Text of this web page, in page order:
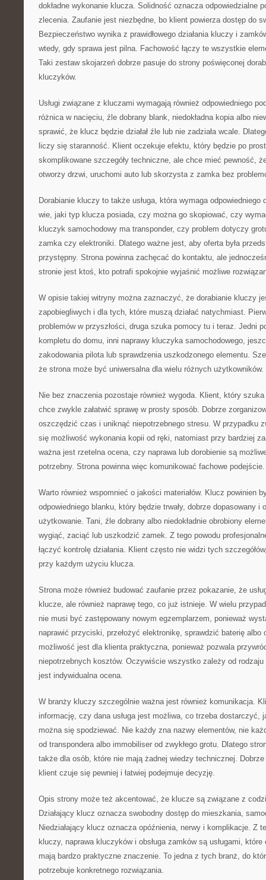
dokładne wykonanie klucza. Solidność oznacza odpowiedzialne
zlecenia. Zaufanie jest niezbędne, bo klient powierza dostęp do
Bezpieczeństwo wynika z prawidłowego działania kluczy i
wtedy, gdy sprawa jest pilna. Fachowość łączy te wszystkie
Taki zestaw skojarzeń dobrze pasuje do strony poświęconej
kluczyków.
Usługi związane z kluczami wymagają również odpowiedniego
różnica w nacięciu, źle dobrany blank, niedokładna kopia albo
sprawić, że klucz będzie działał źle lub nie zadziała wcale.
liczy się staranność. Klient oczekuje efektu, który będzie po
skomplikowane szczegóły techniczne, ale chce mieć pewność,
otworzy drzwi, uruchomi auto lub skorzysta z zamka bez
Dorabianie kluczy to także usługa, która wymaga
wie, jaki typ klucza posiada, czy można go skopiować, czy
kluczyk samochodowy ma transponder, czy problem dotyczy
zamka czy elektroniki. Dlatego ważne jest, aby oferta była
przystępny. Strona powinna zachęcać do kontaktu, ale
stronie jest ktoś, kto potrafi spokojnie wyjaśnić możliwe
W opisie takiej witryny można zaznaczyć, że dorabianie kluczy
zapobiegliwych i dla tych, które muszą działać natychmiast.
problemów w przyszłości, druga szuka pomocy tu i teraz. Jedni
kompletu do domu, inni naprawy kluczyka samochodowego,
zakodowania pilota lub sprawdzenia uszkodzonego elementu.
że strona może być uniwersalna dla wielu różnych użytkowników.
Nie bez znaczenia pozostaje również wygoda. Klient, który
chce zwykle załatwić sprawę w prosty sposób. Dobrze
oszczędzić czas i uniknąć niepotrzebnego stresu. W przypadku
się możliwość wykonania kopii od ręki, natomiast przy bardziej
ważna jest rzetelna ocena, czy naprawa lub dorobienie są
potrzebny. Strona powinna więc komunikować fachowe podejście.
Warto również wspomnieć o jakości materiałów. Klucz powinien
odpowiedniego blanku, który będzie trwały, dobrze dopasowany i
użytkowanie. Tani, źle dobrany albo niedokładnie obrobiony
wygiąć, zaciąć lub uszkodzić zamek. Z tego powodu
łączyć kontrolę działania. Klient często nie widzi tych
przy każdym użyciu klucza.
Strona może również budować zaufanie przez pokazanie, że
klucze, ale również naprawę tego, co już istnieje. W wielu
nie musi być zastępowany nowym egzemplarzem, ponieważ
naprawić przyciski, przełożyć elektronikę, sprawdzić baterię albo
możliwość jest dla klienta praktyczna, ponieważ pozwala
niepotrzebnych kosztów. Oczywiście wszystko zależy od
jest indywidualna ocena.
W branży kluczy szczególnie ważna jest również komunikacja.
informację, czy dana usługa jest możliwa, co trzeba dostarczyć,
można się spodziewać. Nie każdy zna nazwy elementów, nie
od transpondera albo immobiliser od zwykłego grotu. Dlatego
także dla osób, które nie mają żadnej wiedzy technicznej. Dobrze
klient czuje się pewniej i łatwiej podejmuje decyzję.
Opis strony może też akcentować, że klucze są związane z
Działający klucz oznacza swobodny dostęp do mieszkania,
Niedziałający klucz oznacza opóźnienia, nerwy i komplikacje. Z
kluczy, naprawa kluczyków i obsługa zamków są usługami,
mają bardzo praktyczne znaczenie. To jedna z tych branż, do
potrzebuje konkretnego rozwiązania.